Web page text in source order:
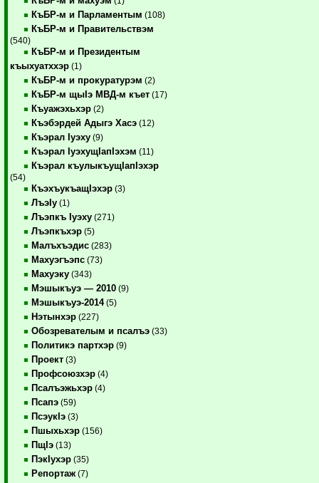
КъБР-м и Парламентым (108)
КъБР-м и Правительствэм
(540)
КъБР-м и Президентым
къыхуатххэр (1)
КъБР-м и прокуратурэм (2)
КъБР-м щыIэ МВД-м къет (17)
Къуажэхьхэр (2)
Къэбэрдей Адыгэ Хасэ (12)
Къэрал Iуэху (9)
Къэрал IуэхущIапIэхэм (11)
Къэрал къулыкъущIапIэхэр
(54)
КъэхъукъащIэхэр (3)
ЛъэIу (1)
Лъэпкъ Iуэху (271)
Лъэпкъхэр (5)
Малъхъэдис (283)
Махуэгъэпс (73)
Махуэку (343)
Мэшыкъуэ — 2010 (9)
Мэшыкъуэ-2014(5)
Нэтынхэр (227)
Обозревателым и псалъэ (33)
Политикэ партхэр (9)
Проект (3)
Профсоюзхэр (4)
Псалъэжьхэр (4)
Псапэ (59)
ПсэукIэ (3)
Пшыхьхэр (156)
ПщIэ (13)
ПэкIухэр (35)
Репортаж (7)